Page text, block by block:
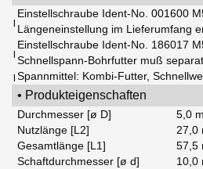
|
Einstellschraube Ident-No. 001600
Längeneinstellung im Lieferumfang
|
Einstellschraube Ident-No. 186017
Schnellspann-Bohrfutter muß
| Spannmittel: Kombi-Futter,
• Produkteigenschaften
Durchmesser [ø D]
5,0
Nutzlänge [L2]
27,0
Gesamtlänge [L1]
57,5
Schaftdurchmesser [ø d]
10,0